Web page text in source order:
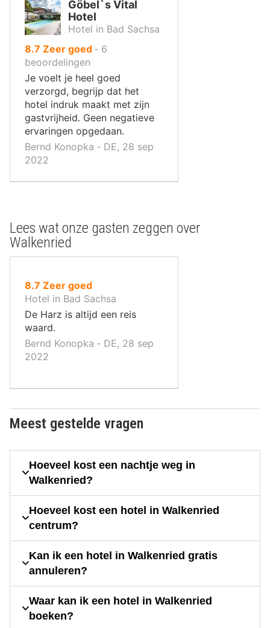
Göbel`s Vital
Hotel
Hotel in Bad Sachsa
8.7 uit
10
,
Zeer goed ‐ 6
beoordelingen
Je voelt je heel goed
verzorgd, begrijp dat het
hotel indruk maakt met zijn
gastvrijheid. Geen negatieve
ervaringen opgedaan.
Bernd Konopka ‐ DE, 28 sep
2022
Lees wat onze gasten zeggen over
Walkenried
8.7 uit
10
,
Zeer goed
Hotel in Bad Sachsa
De Harz is altijd een reis
waard.
Bernd Konopka ‐ DE, 28 sep
2022
Meest gestelde vragen
Hoeveel kost een nachtje weg in
Walkenried?
Hoeveel kost een hotel in Walkenried
centrum?
Kan ik een hotel in Walkenried gratis
annuleren?
Waar kan ik een hotel in Walkenried
boeken?